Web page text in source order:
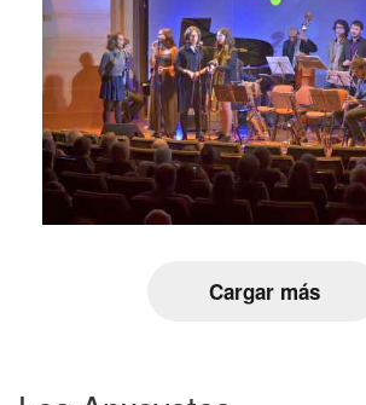
Cargar más